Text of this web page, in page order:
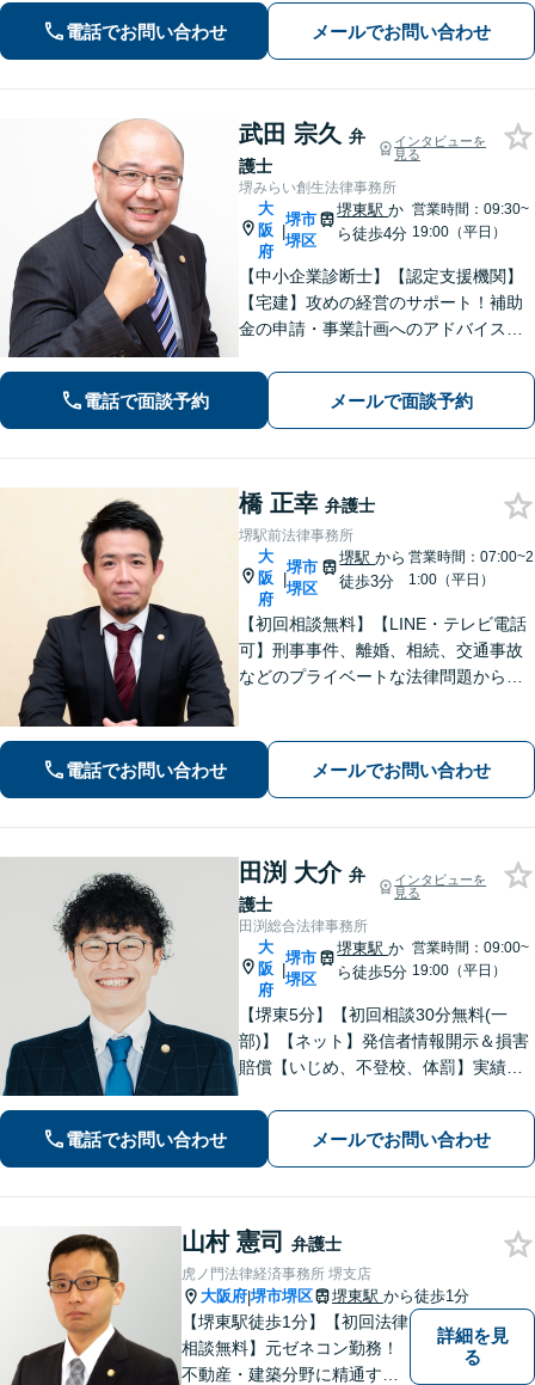
ください。分野によっては、初回30分
間の無料相談を実施しております。
電話でお問い合わせ メールでお問い合わせ
武田 宗久 弁
護士
インタビューを
見る
堺みらい創生法律事務所
大
阪
府
|
堺市
堺区
堺東駅か
ら徒歩4分
営業時間：09:30~
19:00（平日）
【中小企業診断士】【認定支援機関】
【宅建】攻めの経営のサポート！補助
金の申請・事業計画へのアドバイス／
せ！財産分与・事業継承／交通事故／
債務整理／労働問題も【夜間・休日面
談】【完全個室】【堺東駅4分】
電話で面談予約 メールで面談予約
橋 正幸 弁護士
堺駅前法律事務所
大
阪
府
|
堺市
堺区
堺駅から
徒歩3分
営業時間：07:00~2
1:00（平日）
【初回相談無料】【LINE・テレビ電話
可】刑事事件、離婚、相続、交通事故
などのプライベートな法律問題から、
広く対応。トラブル解決のための身近
な相談相手として、お気軽にご連絡く
電話でお問い合わせ メールでお問い合わせ
田渕 大介 弁
護士
インタビューを
見る
田渕総合法律事務所
大
阪
府
|
堺市
堺区
堺東駅か
ら徒歩5分
営業時間：09:00~
19:00（平日）
【堺東5分】【初回相談30分無料(一
部)】【ネット】発信者情報開示＆損害
賠償【いじめ、不登校、体罰】実績豊
利な条件での慰謝料・離婚【労働問
題】ハラスメント事案の実績／裁判を
見据えて加害者・会社と交渉【土日祝
対応】
電話でお問い合わせ メールでお問い合わせ
山村 憲司 弁護士
虎ノ門法律経済事務所 堺支店
大阪府|堺市堺区 堺東駅 から徒歩1分
【堺東駅徒歩1分】【初回法律
相談無料】元ゼネコン勤務！
不動産・建築分野に精通する
詳細を見
る